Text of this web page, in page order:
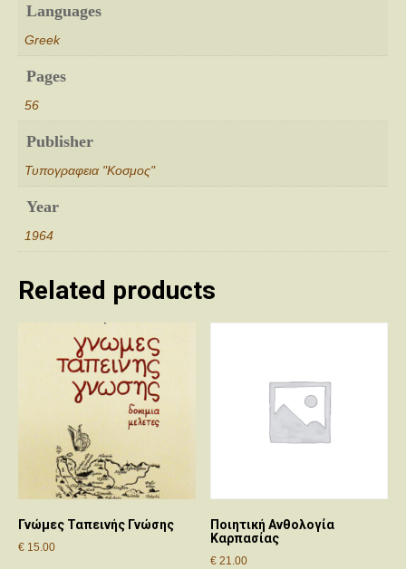
Languages
Greek
Pages
56
Publisher
Τυπογραφεια "Κοσμος"
Year
1964
Related products
Γνώμες Ταπεινής Γνώσης
€ 15.00
Ποιητική Ανθολογία
Καρπασίας
€ 21.00